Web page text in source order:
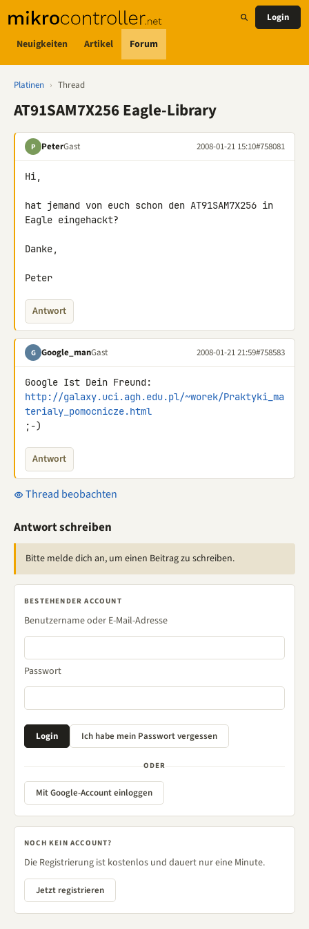
Neuigkeiten Artikel Forum
Login
Platinen › Thread
AT91SAM7X256 Eagle-Library
P PeterGast 2008-01-21 15:10#758081
Hi,
hat jemand von euch schon den AT91SAM7X256 in
Eagle eingehackt?
Danke,
Peter
Antwort
G Google_manGast 2008-01-21 21:59#758583
http://galaxy.uci.agh.edu.pl/~worek/Praktyki_ma
terialy_pomocnicze.html
;-)
Antwort
Thread beobachten
Antwort schreiben
Bitte melde dich an, um einen Beitrag zu schreiben.
BESTEHENDER ACCOUNT
Benutzername oder E-Mail-Adresse
Passwort
ODER
Mit Google-Account einloggen
NOCH KEIN ACCOUNT?
Die Registrierung ist kostenlos und dauert nur eine Minute.
Jetzt registrieren